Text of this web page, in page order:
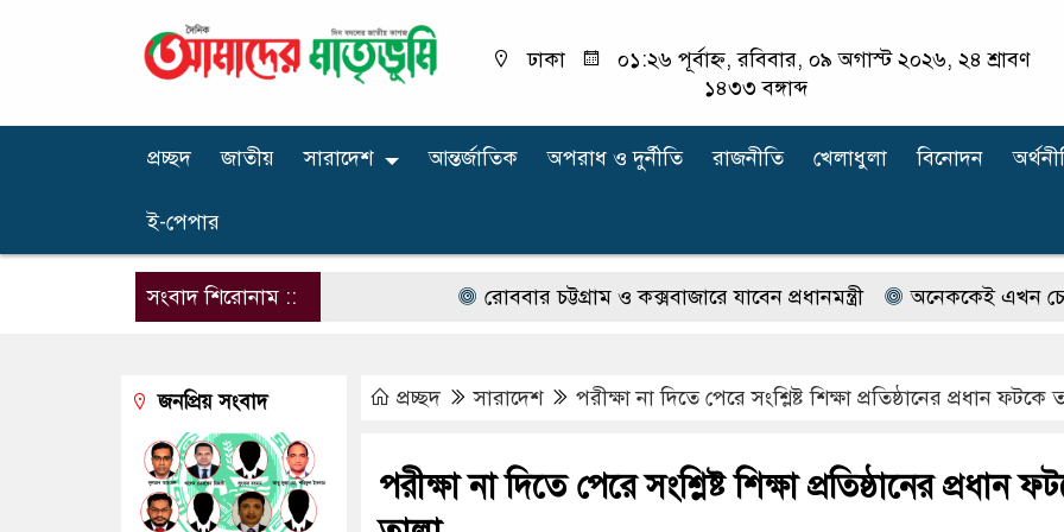
ঢাকা
০১:২৬ পূর্বাহ্ন, রবিবার, ০৯ অগাস্ট ২০২৬, ২৪ শ্রাবণ
১৪৩৩ বঙ্গাব্দ
প্রচ্ছদ জাতীয় সারাদেশ আন্তর্জাতিক অপরাধ ‍ও দুর্নীতি রাজনীতি খেলাধুলা বিনোদন
ই-পেপার
সংবাদ শিরোনাম :: রোববার চট্টগ্রাম ও কক্সবাজারে যাবেন প্রধানমন্ত্রী অনেককেই এখন চেনেন না
প্রচ্ছদ সারাদেশ পরীক্ষা না দিতে পেরে সংশ্লিষ্ট শিক্ষা প্রতিষ্ঠানের প্রধান ফটকে
পরীক্ষা না দিতে পেরে সংশ্লিষ্ট শিক্ষা প্রতিষ্ঠানের প্রধান
জনপ্রিয় সংবাদ